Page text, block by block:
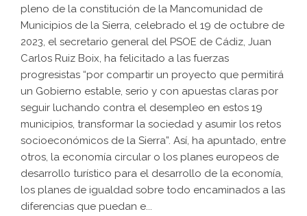
pleno de la constitución de la Mancomunidad de
Municipios de la Sierra, celebrado el 19 de octubre de
2023, el secretario general del PSOE de Cádiz, Juan
Carlos Ruiz Boix, ha felicitado a las fuerzas
progresistas “por compartir un proyecto que permitirá
un Gobierno estable, serio y con apuestas claras por
seguir luchando contra el desempleo en estos 19
municipios, transformar la sociedad y asumir los retos
socioeconómicos de la Sierra”. Así, ha apuntado, entre
otros, la economía circular o los planes europeos de
desarrollo turístico para el desarrollo de la economía,
los planes de igualdad sobre todo encaminados a las
diferencias que puedan e...